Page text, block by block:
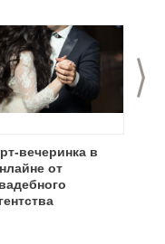
>
вечеринка в
от